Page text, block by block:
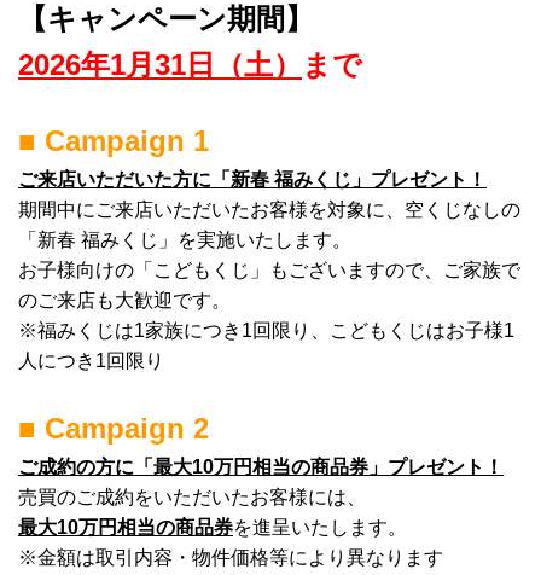
【キャンペーン期間】
2026年1月31日（土）
まで
■ Campaign 1
ご来店いただいた方に「新春 福みくじ」プレゼント！
期間中にご来店いただいたお客様を対象に、空くじなしの
「新春 福みくじ」を実施いたします。
お子様向けの「こどもくじ」もございますので、ご家族で
のご来店も大歓迎です。
※福みくじは1家族につき1回限り、こどもくじはお子様1
人につき1回限り
■ Campaign 2
ご成約の方に「最大10万円相当の商品券」プレゼント！
売買のご成約をいただいたお客様には、
最大10万円相当の商品券を進呈いたします。
※金額は取引内容・物件価格等により異なります